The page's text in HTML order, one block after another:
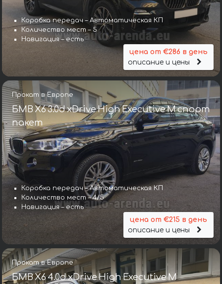
Коробка передач – Автоматическая КП
Количество мест – 5
Навигация – есть
цена от €286 в день
описание и цены
Прокат в Европе
БМВ X6 3.0d xDrive High Executive M спорт
пакет
Коробка передач – Автоматическая КП
Количество мест – 4/5
Навигация – есть
цена от €215 в день
описание и цены
Прокат в Европе
БМВ X6 4.0d xDrive High Executive M